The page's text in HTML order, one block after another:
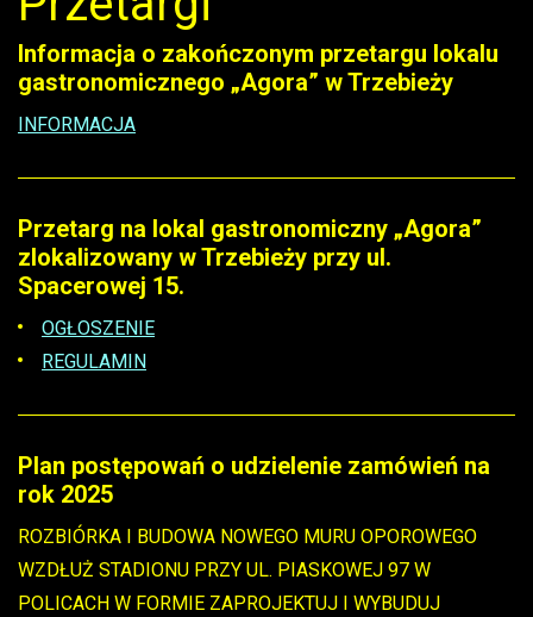
Informacja o zakończonym przetargu lokalu
gastronomicznego „Agora” w Trzebieży
INFORMACJA
Przetarg na lokal gastronomiczny „Agora”
zlokalizowany w Trzebieży przy ul.
Spacerowej 15.
OGŁOSZENIE
REGULAMIN
Plan postępowań o udzielenie zamówień na
rok 2025
ROZBIÓRKA I BUDOWA NOWEGO MURU OPOROWEGO
WZDŁUŻ STADIONU PRZY UL. PIASKOWEJ 97 W
POLICACH W FORMIE ZAPROJEKTUJ I WYBUDUJ